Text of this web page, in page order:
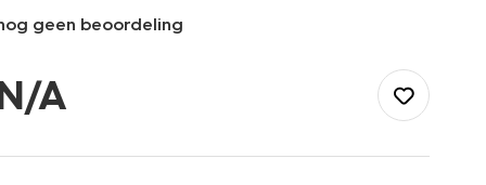
geen beoordeling
broeken/tuinbroeken/babyjumpsuit-
corduroy-
hartjes-
A